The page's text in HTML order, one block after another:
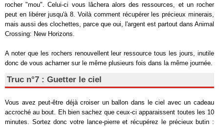
rocher "mou". Celui-ci vous lâchera alors des ressources, et un rocher
peut en libérer jusqu'à 8. Voilà comment récupérer les précieux minerais,
mais aussi des clochettes, parce que oui, l'argent est partout dans Animal
Crossing: New Horizons.
A noter que les rochers renouvellent leur ressource tous les jours, inutile
donc de vous acharner sur le même plusieurs fois dans la même journée.
Truc n°7 : Guetter le ciel
Vous avez peut-être déjà croiser un ballon dans le ciel avec un cadeau
accroché au bout. Eh bien sachez que ceux-ci apparaissent toutes les 10
minutes. Sortez donc votre lance-pierre et récupérez le précieux butin :